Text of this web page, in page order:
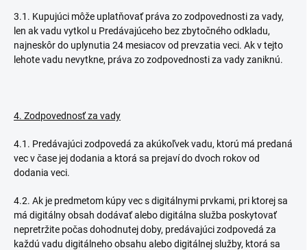
3.1. Kupujúci môže uplatňovať práva zo zodpovednosti za vady,
len ak vadu vytkol u Predávajúceho bez zbytočného odkladu,
najneskôr do uplynutia 24 mesiacov od prevzatia veci. Ak v tejto
lehote vadu nevytkne, práva zo zodpovednosti za vady zaniknú.
4. Zodpovednosť za vady
4.1. Predávajúci zodpovedá za akúkoľvek vadu, ktorú má predaná
vec v čase jej dodania a ktorá sa prejaví do dvoch rokov od
dodania veci.
4.2. Ak je predmetom kúpy vec s digitálnymi prvkami, pri ktorej sa
má digitálny obsah dodávať alebo digitálna služba poskytovať
nepretržite počas dohodnutej doby, predávajúci zodpovedá za
každú vadu digitálneho obsahu alebo digitálnej služby, ktorá sa